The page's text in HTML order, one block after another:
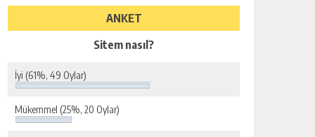
ANKET
Sitem nasıl?
İyi (61%, 49 Oylar)
Mükemmel (25%, 20 Oylar)